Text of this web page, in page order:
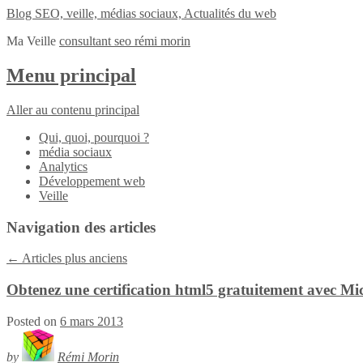
Blog SEO, veille, médias sociaux, Actualités du web
Ma Veille consultant seo rémi morin
Menu principal
Aller au contenu principal
Qui, quoi, pourquoi ?
média sociaux
Analytics
Développement web
Veille
Navigation des articles
← Articles plus anciens
Obtenez une certification html5 gratuitement avec
Posted on 6 mars 2013
by
Rémi Morin